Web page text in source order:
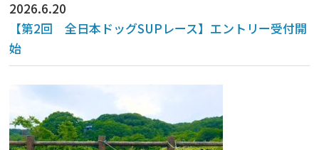
2026.6.20
【第2回 全日本ドッグSUPレース】エントリー受付開
始